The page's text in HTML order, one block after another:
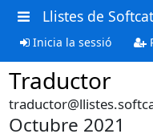
Llistes de
Inicia la sessió
Traductor
Octubre 2021